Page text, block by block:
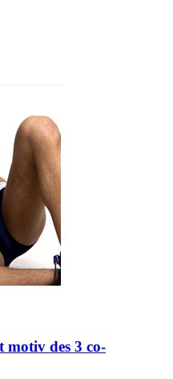
motiv des 3 co-